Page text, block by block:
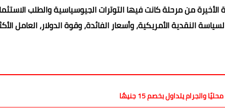
من مرحلة كانت فيها التوترات الجيوسياسية والطلب
النقدية الأمريكية، وأسعار الفائدة، وقوة الدولار، العامل
يتداول بخصم 15 جنيهًا